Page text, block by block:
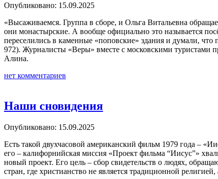
Опубликовано: 15.09.2025
«Высаживаемся. Группа в сборе, и Ольга Витальевна
они монастырские. А вообще официально это называется
переселились в каменные «поповские» здания и думали,
972). Журналисты «Веры» вместе с московскими туристами
Алина.
нет комментариев
Наши сновидения
Опубликовано: 15.09.2025
Есть такой двухчасовой американский фильм 1979 года –
его – калифорнийская миссия «Проект фильма “Иисус”»
новый проект. Его цель – сбор свидетельств о людях,
стран, где христианство не является традиционной